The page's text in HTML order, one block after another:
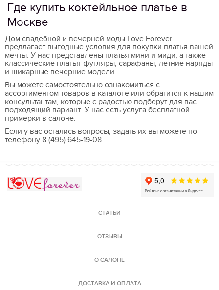
Где купить коктейльное платье в
Москве
Дом свадебной и вечерней моды Love Forever
предлагает выгодные условия для покупки платья вашей
мечты. У нас представлены платья мини и миди, а также
классические платья-футляры, сарафаны, летние наряды
и шикарные вечерние модели.
Вы можете самостоятельно ознакомиться с
ассортиментом товаров в каталоге или обратится к нашим
консультантам, которые с радостью подберут для вас
подходящий вариант. У нас есть услуга бесплатной
примерки в салоне.
Если у вас остались вопросы, задать их вы можете по
телефону 8 (495) 645-19-08.
СТАТЬИ
ОТЗЫВЫ
О САЛОНЕ
ДОСТАВКА И ОПЛАТА